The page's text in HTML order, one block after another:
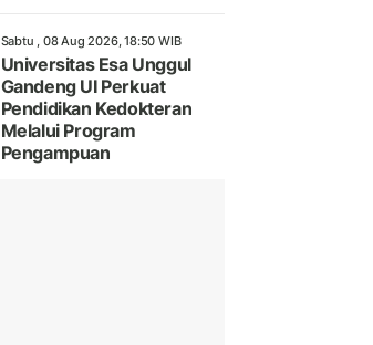
Sabtu , 08 Aug 2026, 18:50 WIB
Universitas Esa Unggul
Gandeng UI Perkuat
Pendidikan Kedokteran
Melalui Program
Pengampuan